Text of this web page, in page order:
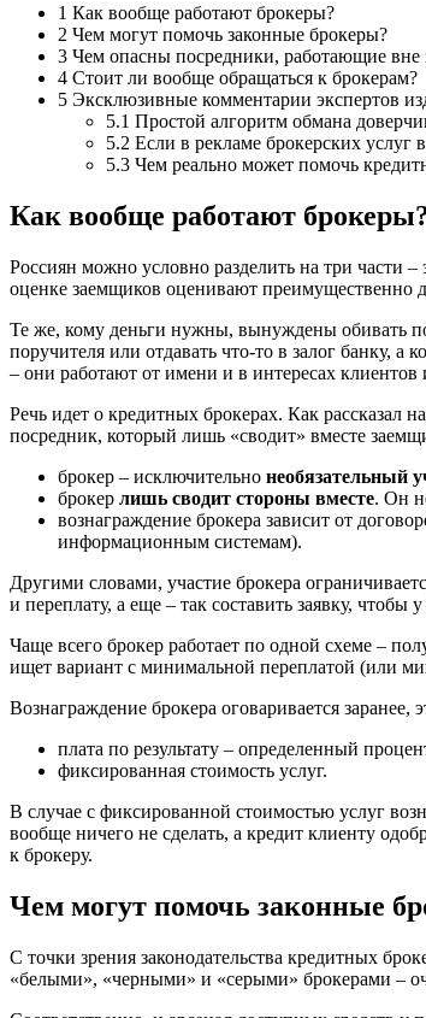
1 Как вообще работают брокеры?
2 Чем могут помочь законные брокеры?
3 Чем опасны посредники, работающие вне
4 Стоит ли вообще обращаться к брокерам?
5 Эксклюзивные комментарии экспертов
5.1 Простой алгоритм обмана
5.2 Если в рекламе брокерских услуг
5.3 Чем реально может помочь
Как вообще работают
Россиян можно условно разделить на три части
оценке заемщиков оценивают преимущественно
Те же, кому деньги нужны, вынуждены обивать
поручителя или отдавать что-то в залог банку,
– они работают от имени и в интересах
Речь идет о кредитных брокерах. Как рассказал
посредник, который лишь «сводит» вместе
брокер – исключительно необязательный
брокер лишь сводит стороны вместе. Он
вознаграждение брокера зависит от
информационным системам).
Другими словами, участие брокера
и переплату, а еще – так составить заявку,
Чаще всего брокер работает по одной схеме –
ищет вариант с минимальной переплатой (или
Вознаграждение брокера оговаривается
плата по результату – определенный
фиксированная стоимость услуг.
В случае с фиксированной стоимостью услуг
вообще ничего не сделать, а кредит клиенту
к брокеру.
Чем могут помочь законные
С точки зрения законодательства кредитных
«белыми», «черными» и «серыми» брокерами –